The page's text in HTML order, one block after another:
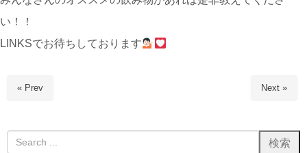
い！！
LINKSでお待ちしております
« Prev Next »